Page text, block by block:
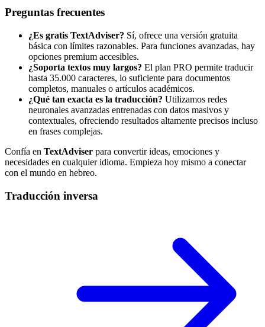
Preguntas frecuentes
¿Es gratis TextAdviser? Sí, ofrece una versión gratuita
básica con límites razonables. Para funciones avanzadas, hay
opciones premium accesibles.
¿Soporta textos muy largos? El plan PRO permite traducir
hasta 35.000 caracteres, lo suficiente para documentos
completos, manuales o artículos académicos.
¿Qué tan exacta es la traducción? Utilizamos redes
neuronales avanzadas entrenadas con datos masivos y
contextuales, ofreciendo resultados altamente precisos incluso
en frases complejas.
Confía en TextAdviser para convertir ideas, emociones y
necesidades en cualquier idioma. Empieza hoy mismo a conectar
con el mundo en hebreo.
Traducción inversa